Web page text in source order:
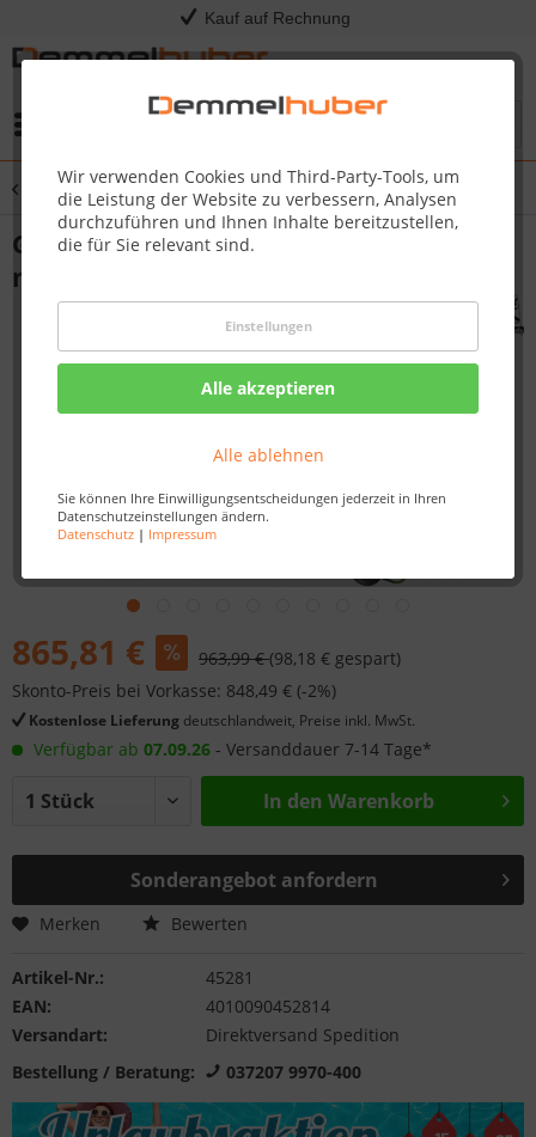
Kauf auf Rechnung
Wir verwenden Cookies und Third-Party-Tools, um
die Leistung der Website zu verbessern, Analysen
durchzuführen und Ihnen Inhalte bereitzustellen,
die für Sie relevant sind.
Einstellungen
Alle akzeptieren
Alle ablehnen
Sie können Ihre Einwilligungsentscheidungen jederzeit in Ihren
Datenschutzeinstellungen ändern.
Datenschutz| Impressum
Übersicht Geräteschuppen
Gartenhaus Holz DALIN 1 2,45 x 1,8 m 14
mm Geräteschuppen
865,81 € 963,99 €(98,18 € gespart)
Skonto-Preis bei Vorkasse: 848,49 € (-2%)
Kostenlose Lieferung deutschlandweit, Preise inkl. MwSt.
Verfügbar ab 07.09.26 - Versanddauer 7-14 Tage*
In den Warenkorb
Sonderangebot anfordern
Merken Bewerten
Artikel-Nr.:
45281
EAN:
4010090452814
Versandart:
Direktversand Spedition
Bestellung / Beratung:
037207 9970-400